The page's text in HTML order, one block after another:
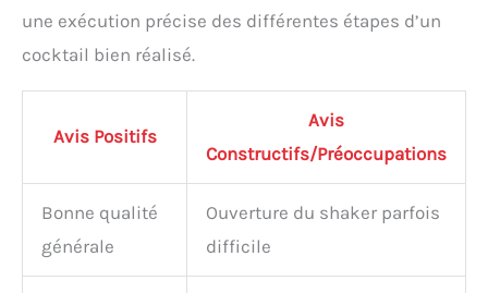
une exécution précise des différentes étapes d’un
cocktail bien réalisé.
Avis Positifs
Avis
Constructifs/Préoccupations
Bonne qualité
générale
Ouverture du shaker parfois
difficile